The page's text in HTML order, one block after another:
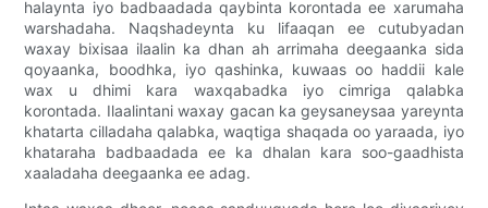
halaynta iyo badbaadada qaybinta korontada ee xarumaha
warshadaha. Naqshadeynta ku lifaaqan ee cutubyadan
waxay bixisaa ilaalin ka dhan ah arrimaha deegaanka sida
qoyaanka, boodhka, iyo qashinka, kuwaas oo haddii kale
wax u dhimi kara waxqabadka iyo cimriga qalabka
korontada. Ilaalintani waxay gacan ka geysaneysaa yareynta
khatarta cilladaha qalabka, waqtiga shaqada oo yaraada, iyo
khataraha badbaadada ee ka dhalan kara soo-gaadhista
xaaladaha deegaanka ee adag.